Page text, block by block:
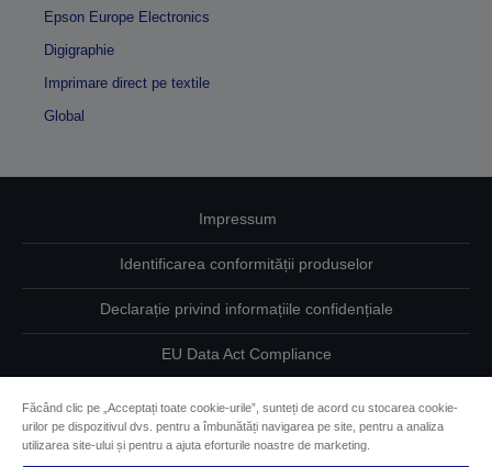
Epson Europe Electronics
Digigraphie
Imprimare direct pe textile
Global
Impressum
Identificarea conformității produselor
Declarație privind informațiile confidențiale
EU Data Act Compliance
Informaţii despre modulele cookie
Făcând clic pe „Acceptați toate cookie-urile”, sunteți de acord cu stocarea cookie-
urilor pe dispozitivul dvs. pentru a îmbunătăți navigarea pe site, pentru a analiza
utilizarea site-ului și pentru a ajuta eforturile noastre de marketing.